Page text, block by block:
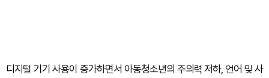
디지털 기기 사용이 증가하면서 아동청소년의 주의력 저하, 언어 및 사